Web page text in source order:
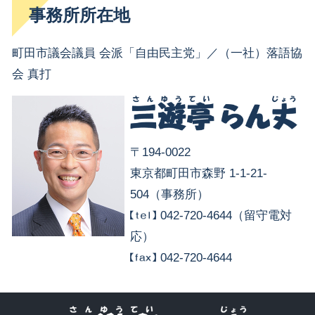
事務所所在地
町田市議会議員 会派「自由民主党」／（一社）落語協
会 真打
〒194-0022
東京都町田市森野 1-1-21-
504（事務所）
042-720-4644（留守電対
応）
042-720-4644